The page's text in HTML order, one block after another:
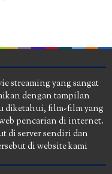
streaming yang sangat
dengan tampilan
diketahui, film-film yang
pencarian di internet.
di server sendiri dan
di website kami